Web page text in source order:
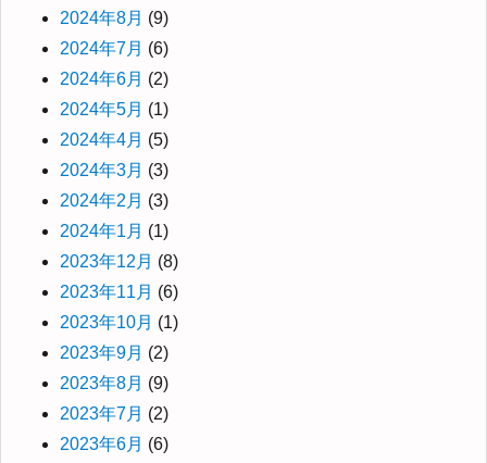
2024年8月 (9)
2024年7月 (6)
2024年6月 (2)
2024年5月 (1)
2024年4月 (5)
2024年3月 (3)
2024年2月 (3)
2024年1月 (1)
2023年12月 (8)
2023年11月 (6)
2023年10月 (1)
2023年9月 (2)
2023年8月 (9)
2023年7月 (2)
2023年6月 (6)